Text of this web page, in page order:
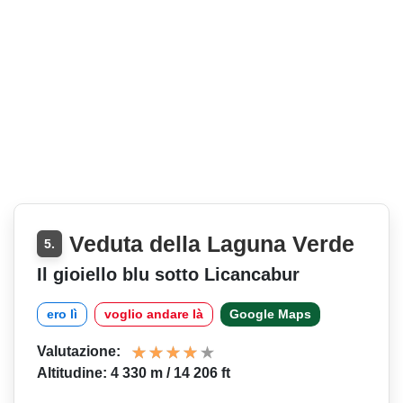
5. Veduta della Laguna Verde
Il gioiello blu sotto Licancabur
ero lì voglio andare là Google Maps
Valutazione:
Altitudine: 4 330 m / 14 206 ft